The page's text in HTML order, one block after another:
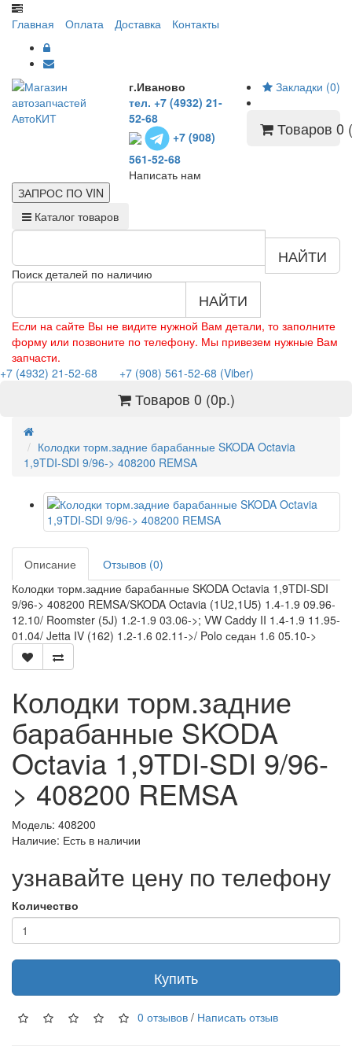
Главная Оплата Доставка Контакты
г.Иваново
тел. +7 (4932) 21-
52-68
+7 (908)
561-52-68
Написать нам
Закладки (0)
Товаров 0
ЗАПРОС ПО VIN
Каталог товаров
Поиск деталей по наличию
НАЙТИ
НАЙТИ
Если на сайте Вы не видите нужной Вам детали, то заполните
форму или позвоните по телефону. Мы привезем нужные Вам
запчасти.
+7 (4932) 21-52-68
+7 (908) 561-52-68 (Viber)
Товаров 0 (0р.)
Колодки торм.задние барабанные SKODA Octavia
1,9TDI-SDI 9/96-> 408200 REMSA
Описание
Отзывов (0)
Колодки торм.задние барабанные SKODA Octavia 1,9TDI-SDI
9/96-> 408200 REMSA/SKODA Octavia (1U2,1U5) 1.4-1.9 09.96-
12.10/ Roomster (5J) 1.2-1.9 03.06->; VW Caddy II 1.4-1.9 11.95-
01.04/ Jetta IV (162) 1.2-1.6 02.11->/ Polo седан 1.6 05.10->
Колодки торм.задние
барабанные SKODA
Octavia 1,9TDI-SDI 9/96-
> 408200 REMSA
Модель: 408200
Наличие: Есть в наличии
узнавайте цену по телефону
Количество
Купить
0 отзывов / Написать отзыв